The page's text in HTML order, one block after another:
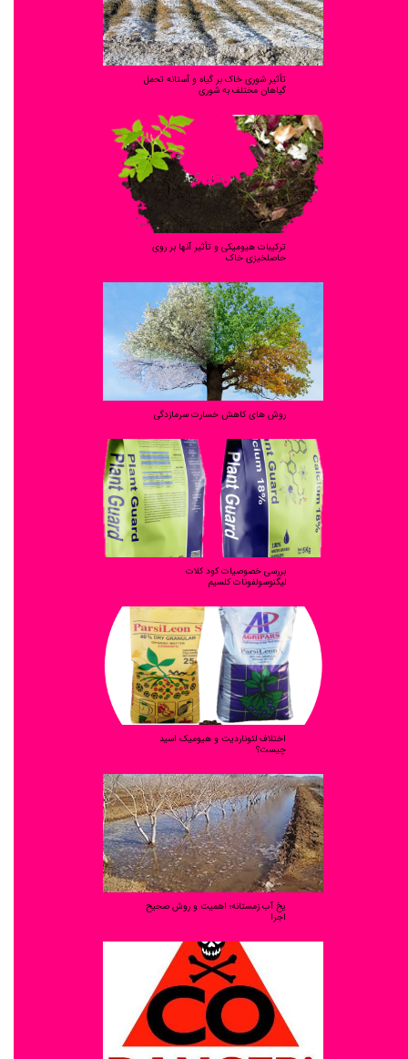
تأثیر شوری خاک بر گیاه و آستانه تحمل
گیاهان مختلف به شوری
ترکیبات هیومیکی و تأثیر آنها بر روی
حاصلخیزی خاک
روش های کاهش خسارت سرمازدگی
بررسی خصوصیات کود کلات
لیگنوسولفونات کلسیم
اختلاف لئوناردیت و هیومیک اسید
چیست؟
یخ آب زمستانه؛ اهمیت و روش صحیح
اجرا